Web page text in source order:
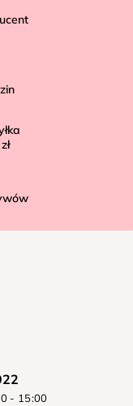
- 15:00